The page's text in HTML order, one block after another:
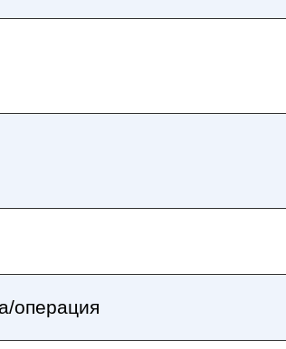
операция